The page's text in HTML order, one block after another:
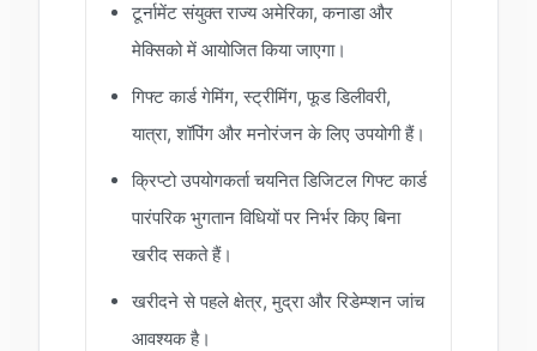
टूर्नामेंट संयुक्त राज्य अमेरिका, कनाडा और
मेक्सिको में आयोजित किया जाएगा।
गिफ्ट कार्ड गेमिंग, स्ट्रीमिंग, फूड डिलीवरी,
यात्रा, शॉपिंग और मनोरंजन के लिए उपयोगी हैं।
क्रिप्टो उपयोगकर्ता चयनित डिजिटल गिफ्ट कार्ड
पारंपरिक भुगतान विधियों पर निर्भर किए बिना
खरीद सकते हैं।
खरीदने से पहले क्षेत्र, मुद्रा और रिडेम्प्शन जांच
आवश्यक है।